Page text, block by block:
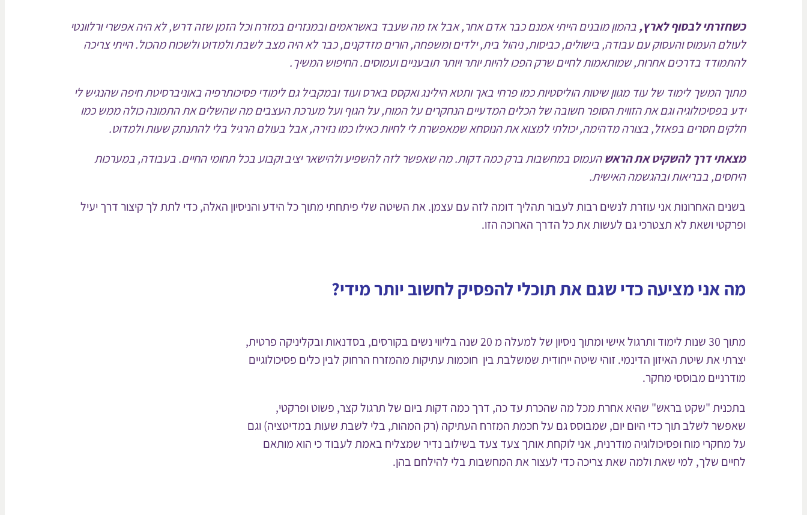
כשחזרתי לבסוף לארץ,בהמון מובנים הייתי אמנם כבר אדם אחר, אבל אז מה שעבד באשראמים ובמנזרים במזרח וכל הזמן שזה דרש, לא היה אפשרי ורלוונטי
לעולם העמוס והעסוק עם עבודה, בישולים, כביסות, ניהול בית, ילדים ומשפחה, הורים מזדקנים, כבר לא היה מצב לשבת ולמדוט ולשכוח מהכול. הייתי צריכה
להתמודד בדרכים אחרות, שמותאמות לחיים שרק הפכו להיות יותר ויותר תובעניים ועמוסים. החיפוש המשיך.
מתוך המשך לימוד של עוד מגוון שיטות הוליסטיות כמו פרחי באך ותטא הילינג ואקסס בארס ועוד ובמקביל גם לימודי פסיכותרפיה באוניברסיטת חיפה שהנגיש לי
ידע בפסיכולוגיה וגם את הזווית הסופר חשובה של הכלים המדעיים הנחקרים על המוח, על הגוף ועל מערכת העצבים מה שהשלים את התמונה כולה ממש כמו
חלקים חסרים בפאזל, בצורה מדהימה, יכולתי למצוא את הנוסחא שמאפשרת לי לחיות כאילו כמו נזירה, אבל בעולם הרגיל בלי להתנתק שעות ולמדוט.
מצאתי דרך להשקיט את הראשהעמוס במחשבות ברק כמה דקות. מה שאפשר לזה להשפיע ולהישאר יציב וקבוע בכל תחומי החיים. בעבודה, במערכות
היחסים, בבריאות ובהגשמה האישית.
בשנים האחרונות אני עוזרת לנשים רבות לעבור תהליך דומה לזה עם עצמן. את השיטה שלי פיתחתי מתוך כל הידע והניסיון האלה, כדי לתת לך קיצור דרך יעיל
ופרקטי ושאת לא תצטרכי גם לעשות את כל הדרך הארוכה הזו.
מה אני מציעה כדי שגם את תוכלי להפסיק לחשוב יותר מידי?
מתוך 30 שנות לימוד ותרגול אישי ומתוך ניסיון של למעלה מ 20 שנה בליווי נשים בקורסים, בסדנאות ובקליניקה פרטית,
יצרתי את שיטת האיזון הדינמי. זוהי שיטה ייחודית שמשלבת בין חוכמות עתיקות מהמזרח הרחוק לבין כלים פסיכולוגיים
מודרניים מבוססי מחקר.
בתכנית "שקט בראש" שהיא אחרת מכל מה שהכרת עד כה, דרך כמה דקות ביום של תרגול קצר, פשוט ופרקטי,
שאפשר לשלב תוך כדי היום יום, שמבוסס גם על חכמת המזרח העתיקה (רק המהות, בלי לשבת שעות במדיטציה) וגם
על מחקרי מוח ופסיכולוגיה מודרנית, אני לוקחת אותך צעד צעד בשילוב נדיר שמצליח באמת לעבוד כי הוא מותאם
לחיים שלך, למי שאת ולמה שאת צריכה כדי לעצור את המחשבות בלי להילחם בהן.